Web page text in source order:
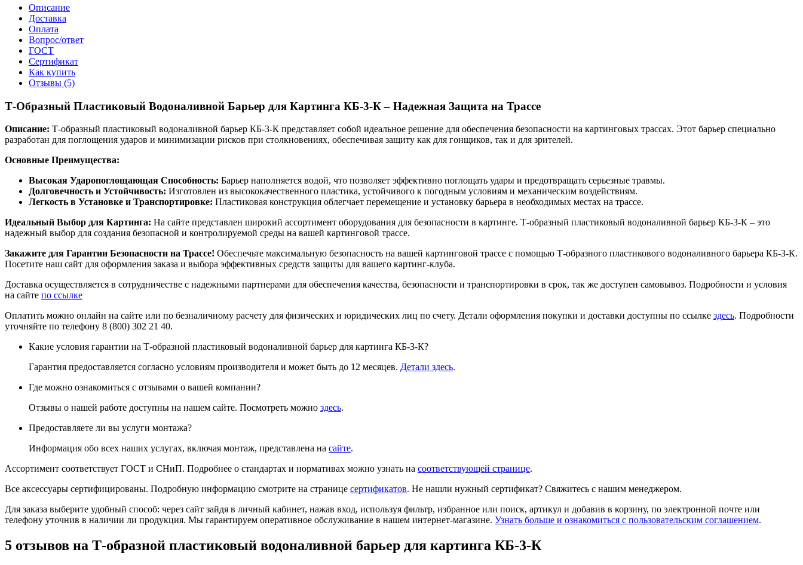
Описание
Доставка
Оплата
Вопрос/ответ
ГОСТ
Сертификат
Как купить
Отзывы (5)
Т-Образный Пластиковый Водоналивной Барьер для Картинга КБ-3-К – Надежная Защита на Трассе
Описание: Т-образный пластиковый водоналивной барьер КБ-3-К представляет собой идеальное решение для обеспечения безопасности на картинговых трассах. Этот барьер специально
разработан для поглощения ударов и минимизации рисков при столкновениях, обеспечивая защиту как для гонщиков, так и для зрителей.
Основные Преимущества:
Высокая Ударопоглощающая Способность: Барьер наполняется водой, что позволяет эффективно поглощать удары и предотвращать серьезные травмы.
Долговечность и Устойчивость: Изготовлен из высококачественного пластика, устойчивого к погодным условиям и механическим воздействиям.
Легкость в Установке и Транспортировке: Пластиковая конструкция облегчает перемещение и установку барьера в необходимых местах на трассе.
Идеальный Выбор для Картинга: На сайте представлен широкий ассортимент оборудования для безопасности в картинге. Т-образный пластиковый водоналивной барьер КБ-3-К – это
надежный выбор для создания безопасной и контролируемой среды на вашей картинговой трассе.
Закажите для Гарантии Безопасности на Трассе! Обеспечьте максимальную безопасность на вашей картинговой трассе с помощью Т-образного пластикового водоналивного барьера КБ-3-К.
Посетите наш сайт для оформления заказа и выбора эффективных средств защиты для вашего картинг-клуба.
Доставка осуществляется в сотрудничестве с надежными партнерами для обеспечения качества, безопасности и транспортировки в срок, так же доступен самовывоз. Подробности и условия
на сайте по ссылке
Оплатить можно онлайн на сайте или по безналичному расчету для физических и юридических лиц по счету. Детали оформления покупки и доставки доступны по ссылке здесь. Подробности
уточняйте по телефону 8 (800) 302 21 40.
Какие условия гарантии на Т-образной пластиковый водоналивной барьер для картинга КБ-3-К?
Гарантия предоставляется согласно условиям производителя и может быть до 12 месяцев. Детали здесь.
Где можно ознакомиться с отзывами о вашей компании?
Отзывы о нашей работе доступны на нашем сайте. Посмотреть можно здесь.
Предоставляете ли вы услуги монтажа?
Информация обо всех наших услугах, включая монтаж, представлена на сайте.
Ассортимент соответствует ГОСТ и СНиП. Подробнее о стандартах и нормативах можно узнать на соответствующей странице.
Все аксессуары сертифицированы. Подробную информацию смотрите на странице сертификатов. Не нашли нужный сертификат? Свяжитесь с нашим менеджером.
Для заказа выберите удобный способ: через сайт зайдя в личный кабинет, нажав вход, используя фильтр, избранное или поиск, артикул и добавив в корзину, по электронной почте или
телефону уточнив в наличии ли продукция. Мы гарантируем оперативное обслуживание в нашем интернет-магазине. Узнать больше и ознакомиться с пользовательским соглашением.
5 отзывов на Т-образной пластиковый водоналивной барьер для картинга КБ-3-К